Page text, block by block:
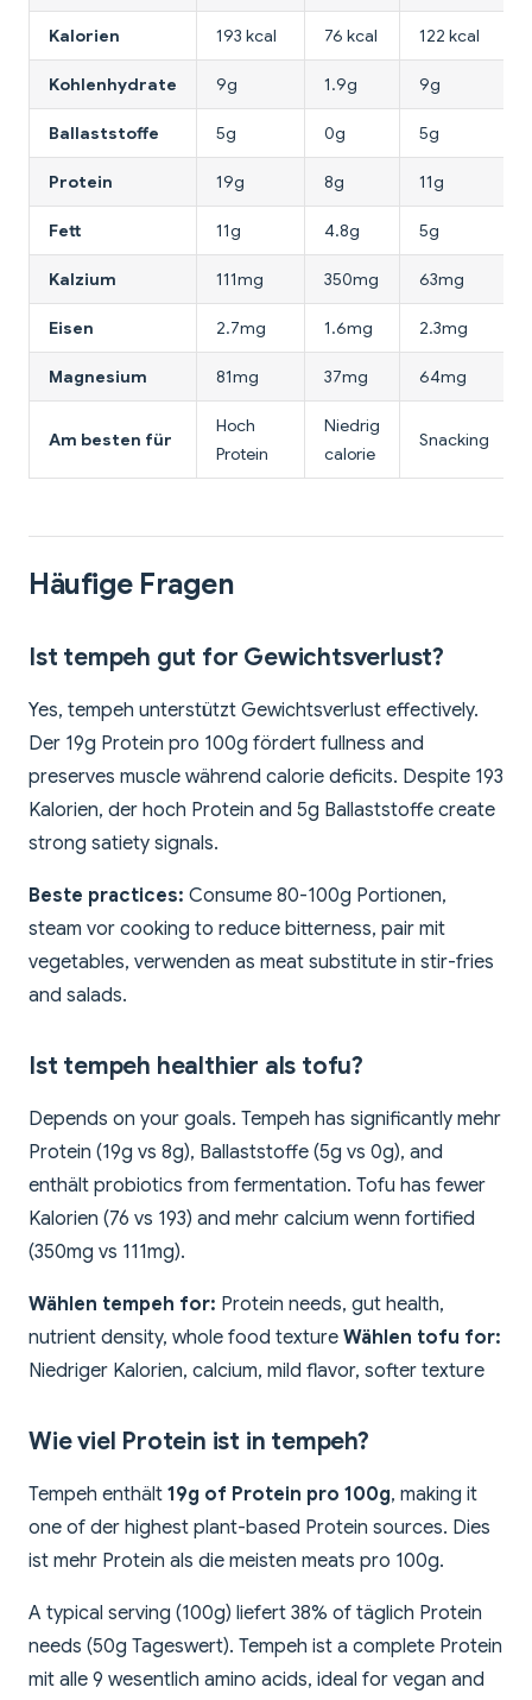
Kalorien 193 kcal 76 kcal 122 kcal
Kohlenhydrate 9g 1.9g 9g
Ballaststoffe 5g 0g 5g
Protein 19g 8g 11g
Fett 11g 4.8g 5g
Kalzium 111mg 350mg 63mg
Eisen 2.7mg 1.6mg 2.3mg
Magnesium 81mg 37mg 64mg
Am besten für
Hoch
Protein
Niedrig
calorie
Snacking
Häufige Fragen
Ist tempeh gut for Gewichtsverlust?
Yes, tempeh unterstützt Gewichtsverlust effectively.
Der 19g Protein pro 100g fördert fullness and
preserves muscle während calorie deficits. Despite 193
Kalorien, der hoch Protein and 5g Ballaststoffe create
strong satiety signals.
Beste practices: Consume 80-100g Portionen,
steam vor cooking to reduce bitterness, pair mit
vegetables, verwenden as meat substitute in stir-fries
and salads.
Ist tempeh healthier als tofu?
Depends on your goals. Tempeh has significantly mehr
Protein (19g vs 8g), Ballaststoffe (5g vs 0g), and
enthält probiotics from fermentation. Tofu has fewer
Kalorien (76 vs 193) and mehr calcium wenn fortified
(350mg vs 111mg).
Wählen tempeh for: Protein needs, gut health,
nutrient density, whole food texture Wählen tofu for:
Niedriger Kalorien, calcium, mild flavor, softer texture
Wie viel Protein ist in tempeh?
Tempeh enthält 19g of Protein pro 100g, making it
one of der highest plant-based Protein sources. Dies
ist mehr Protein als die meisten meats pro 100g.
A typical serving (100g) liefert 38% of täglich Protein
needs (50g Tageswert). Tempeh ist a complete Protein
mit alle 9 wesentlich amino acids, ideal for vegan and